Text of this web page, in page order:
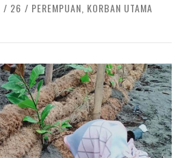
26
PEREMPUAN, KORBAN UTAMA